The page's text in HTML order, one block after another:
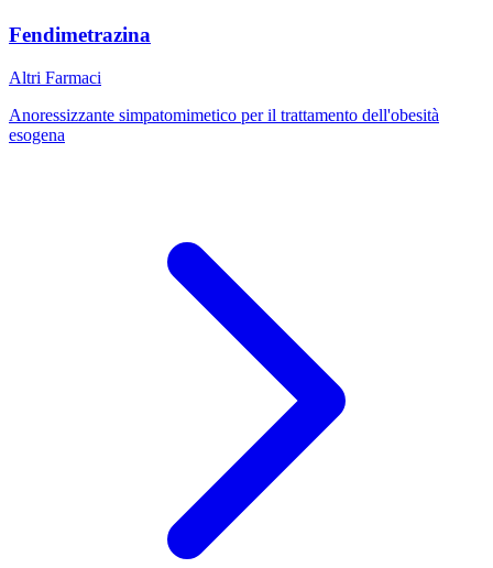
Fendimetrazina
Altri Farmaci
Anoressizzante simpatomimetico per il trattamento dell'obesità
esogena